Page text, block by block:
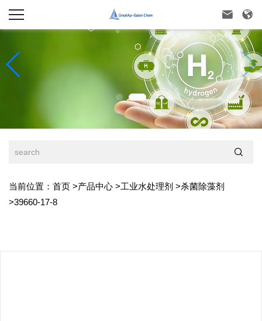
 

当前位置： 首页 >产品中心 >工业水处理剂 >杀菌除藻剂
>39660-17-8